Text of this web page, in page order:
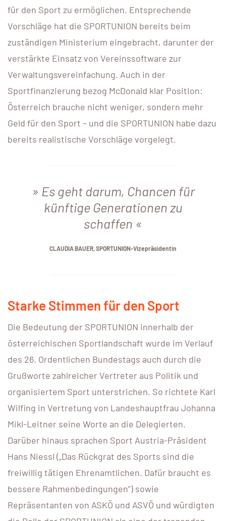
für den Sport zu ermöglichen. Entsprechende
Vorschläge hat die SPORTUNION bereits beim
zuständigen Ministerium eingebracht, darunter der
verstärkte Einsatz von Vereinssoftware zur
Verwaltungsvereinfachung. Auch in der
Sportfinanzierung bezog McDonald klar Position:
Österreich brauche nicht weniger, sondern mehr
Geld für den Sport – und die SPORTUNION habe dazu
bereits realistische Vorschläge vorgelegt.
Es geht darum, Chancen für
künftige Generationen zu
schaffen
CLAUDIA BAUER, SPORTUNION-Vizepräsidentin
Starke Stimmen für den Sport
Die Bedeutung der SPORTUNION innerhalb der
österreichischen Sportlandschaft wurde im Verlauf
des 26. Ordentlichen Bundestags auch durch die
Grußworte zahlreicher Vertreter aus Politik und
organisiertem Sport unterstrichen. So richtete Karl
Wilfing in Vertretung von Landeshauptfrau Johanna
Mikl-Leitner seine Worte an die Delegierten.
Darüber hinaus sprachen Sport Austria-Präsident
Hans Niessl („Das Rückgrat des Sports sind die
freiwillig tätigen Ehrenamtlichen. Dafür braucht es
bessere Rahmenbedingungen”) sowie
Repräsentanten von ASKÖ und ASVÖ und würdigten